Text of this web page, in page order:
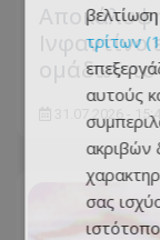
ομάδων
31.07.2026 - 15:40
τρίτων
αυτούς
ακριβών
σας